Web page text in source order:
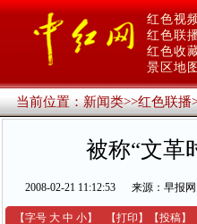
红色视
红色联
红色收
景区地图
当前位置：新闻类>>红色联播
被称“文革
2008-02-21 11:12:53 来源：早报
【字号 大 中 小】 【打印 】 【投稿】